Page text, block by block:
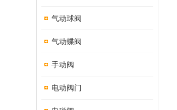
气动球阀
气动蝶阀
手动阀
电动阀门